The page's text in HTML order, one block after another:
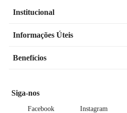
Institucional
Informações Úteis
Benefícios
Siga-nos
Facebook Instagram